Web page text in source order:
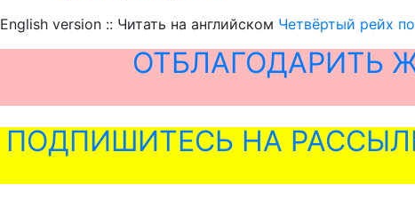
English version :: Читать на английском Четвёртый рейх
ОТБЛАГОДАРИТЬ
ПОДПИШИТЕСЬ НА